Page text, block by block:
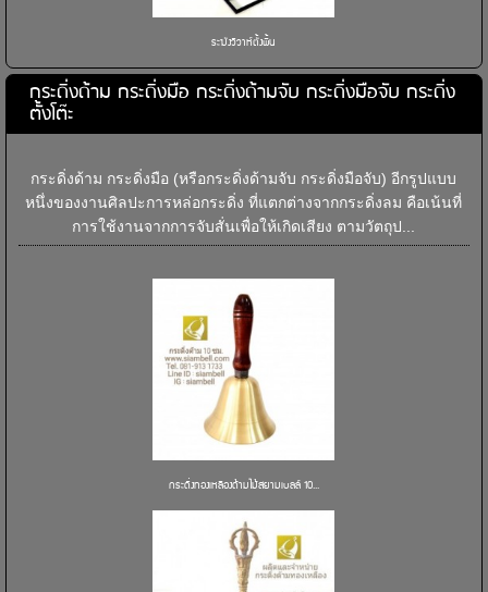
ระฆังวิวาห์ตั้งพื้น
กระดิ่งด้าม กระดิ่งมือ กระดิ่งด้ามจับ กระดิ่งมือจับ กระดิ่ง
ตั้งโต๊ะ
กระดิ่งด้าม กระดิ่งมือ (หรือกระดิ่งด้ามจับ กระดิ่งมือจับ) อีกรูปแบบ
หนึ่งของงานศิลปะการหล่อกระดิ่ง ที่แตกต่างจากกระดิ่งลม คือเน้นที่
การใช้งานจากการจับสั่นเพื่อให้เกิดเสียง ตามวัตถุป...
กระดิ่งทองเหลืองด้ามไม้สยามเบลล์ 10...